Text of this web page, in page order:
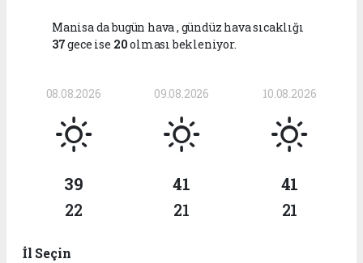
Manisa da bugün hava, gündüz hava sıcaklığı
37gece ise 20olması bekleniyor.
08.08.2026
39
22
09.08.2026
41
21
10.08.2026
41
21
İl Seçin